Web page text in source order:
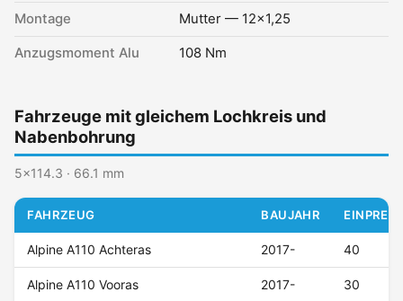
Montage Mutter — 12x1,25
Anzugsmoment Alu 108 Nm
Fahrzeuge mit gleichem Lochkreis und
Nabenbohrung
5x114.3 · 66.1 mm
FAHRZEUG BAUJAHR
Alpine A110 Achteras 2017- 40
Alpine A110 Vooras 2017- 30